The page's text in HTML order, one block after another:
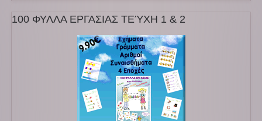
100 ΦΥΛΛΑ ΕΡΓΑΣΙΑΣ ΤΕΎΧΗ 1 & 2